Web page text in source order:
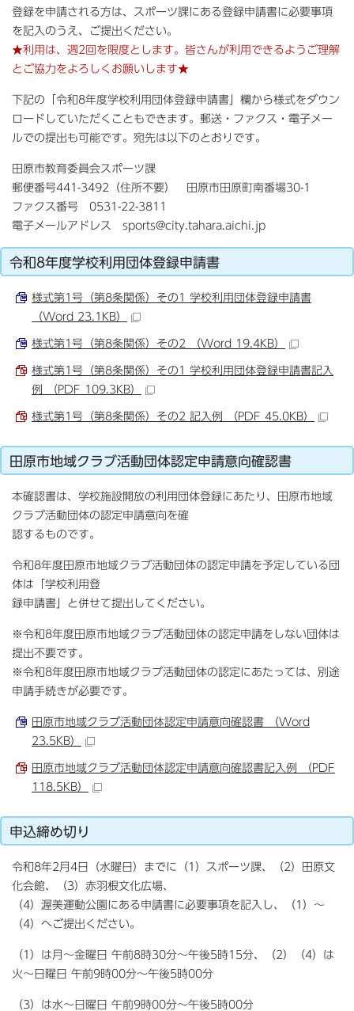
登録を申請される方は、スポーツ課にある登録申請書に必要事項
を記入のうえ、ご提出ください。
★利用は、週2回を限度とします。皆さんが利用できるようご理解
とご協力をよろしくお願いします★
下記の「令和8年度学校利用団体登録申請書」欄から様式をダウン
ロードしていただくこともできます。郵送・ファクス・電子メー
ルでの提出も可能です。宛先は以下のとおりです。
田原市教育委員会スポーツ課
郵便番号441-3492（住所不要） 田原市田原町南番場30-1
ファクス番号 0531-22-3811
電子メールアドレス sports@city.tahara.aichi.jp
令和8年度学校利用団体登録申請書
様式第1号（第8条関係）その1 学校利用団体登録申請書
（Word 23.1KB）
様式第1号（第8条関係）その2 （Word 19.4KB）
様式第1号（第8条関係）その1 学校利用団体登録申請書記入
例 （PDF 109.3KB）
様式第1号（第8条関係）その2 記入例 （PDF 45.0KB）
田原市地域クラブ活動団体認定申請意向確認書
本確認書は、学校施設開放の利用団体登録にあたり、田原市地域
クラブ活動団体の認定申請意向を確
認するものです。
令和8年度田原市地域クラブ活動団体の認定申請を予定している団
体は「学校利用登
録申請書」と併せて提出してください。
※令和8年度田原市地域クラブ活動団体の認定申請をしない団体は
提出不要です。
※令和8年度田原市地域クラブ活動団体の認定にあたっては、別途
申請手続きが必要です。
田原市地域クラブ活動団体認定申請意向確認書 （Word
23.5KB）
田原市地域クラブ活動団体認定申請意向確認書記入例 （PDF
118.5KB）
申込締め切り
令和8年2月4日（水曜日）までに（1）スポーツ課、（2）田原文
化会館、（3）赤羽根文化広場、
（4）渥美運動公園にある申請書に必要事項を記入し、（1）～
（4）へご提出ください。
（1）は月～金曜日 午前8時30分～午後5時15分、（2）（4）は
火～日曜日 午前9時00分～午後5時00分
（3）は水～日曜日 午前9時00分～午後5時00分